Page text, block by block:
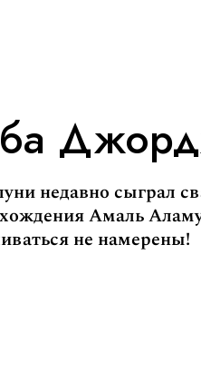
недавно сыграл
Амаль
не намерены!